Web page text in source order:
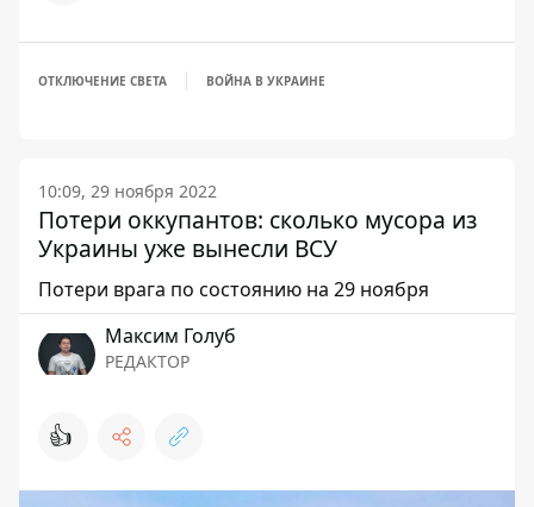
ОТКЛЮЧЕНИЕ СВЕТА ВОЙНА В УКРАИНЕ
10:09, 29 ноября 2022
Потери оккупантов: сколько мусора из
Украины уже вынесли ВСУ
Потери врага по состоянию на 29 ноября
Максим Голуб
РЕДАКТОР
👍